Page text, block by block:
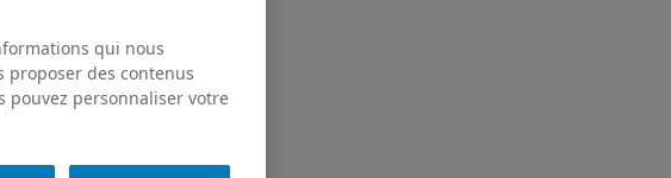
qui nous
proposer des contenus
pouvez personnaliser votre